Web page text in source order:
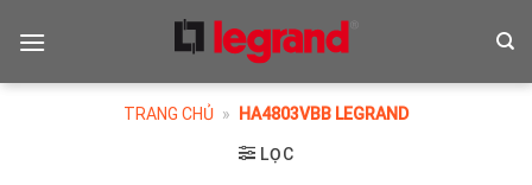
TRANG CHỦ » HA4803VBB LEGRAND
LỌC